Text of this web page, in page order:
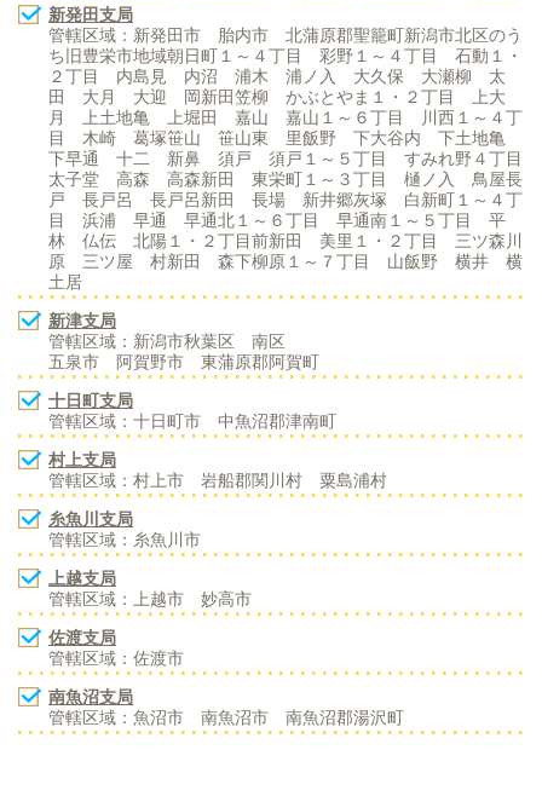
新発田支局
管轄区域：新発田市 胎内市 北蒲原郡聖籠町新潟市北区のう
ち旧豊栄市地域朝日町１～４丁目 彩野１～４丁目 石動１・
２丁目 内島見 内沼 浦木 浦ノ入 大久保 大瀬柳 太
田 大月 大迎 岡新田笠柳 かぶとやま１・２丁目 上大
月 上土地亀 上堀田 嘉山 嘉山１～６丁目 川西１～４丁
目 木崎 葛塚笹山 笹山東 里飯野 下大谷内 下土地亀
下早通 十二 新鼻 須戸 須戸１～５丁目 すみれ野４丁目
太子堂 高森 高森新田 東栄町１～３丁目 樋ノ入 鳥屋長
戸 長戸呂 長戸呂新田 長場 新井郷灰塚 白新町１～４丁
目 浜浦 早通 早通北１～６丁目 早通南１～５丁目 平
林 仏伝 北陽１・２丁目前新田 美里１・２丁目 三ツ森川
原 三ツ屋 村新田 森下柳原１～７丁目 山飯野 横井 横
土居
新津支局
管轄区域：新潟市秋葉区 南区
五泉市 阿賀野市 東蒲原郡阿賀町
十日町支局
管轄区域：十日町市 中魚沼郡津南町
村上支局
管轄区域：村上市 岩船郡関川村 粟島浦村
糸魚川支局
管轄区域：糸魚川市
上越支局
管轄区域：上越市 妙高市
佐渡支局
管轄区域：佐渡市
南魚沼支局
管轄区域：魚沼市 南魚沼市 南魚沼郡湯沢町